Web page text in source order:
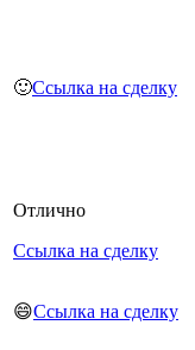
🙂Ссылка на сделку
Отлично
Ссылка на сделку
😄Ссылка на сделку